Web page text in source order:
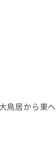
鳥居から東へ